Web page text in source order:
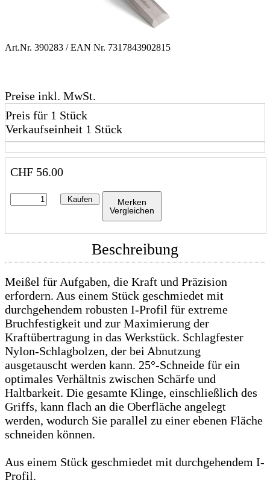
Art.Nr. 390283 / EAN Nr. 7317843902815
Preise inkl. MwSt.
Preis für 1 Stück
Verkaufseinheit 1 Stück
CHF 56.00
Kaufen
Merken
Vergleichen
Beschreibung
Meißel für Aufgaben, die Kraft und Präzision
erfordern. Aus einem Stück geschmiedet mit
durchgehendem robusten I-Profil für extreme
Bruchfestigkeit und zur Maximierung der
Kraftübertragung in das Werkstück. Schlagfester
Nylon-Schlagbolzen, der bei Abnutzung
ausgetauscht werden kann. 25°-Schneide für ein
optimales Verhältnis zwischen Schärfe und
Haltbarkeit. Die gesamte Klinge, einschließlich des
Griffs, kann flach an die Oberfläche angelegt
werden, wodurch Sie parallel zu einer ebenen Fläche
schneiden können.
Aus einem Stück geschmiedet mit durchgehendem I-
Profil.